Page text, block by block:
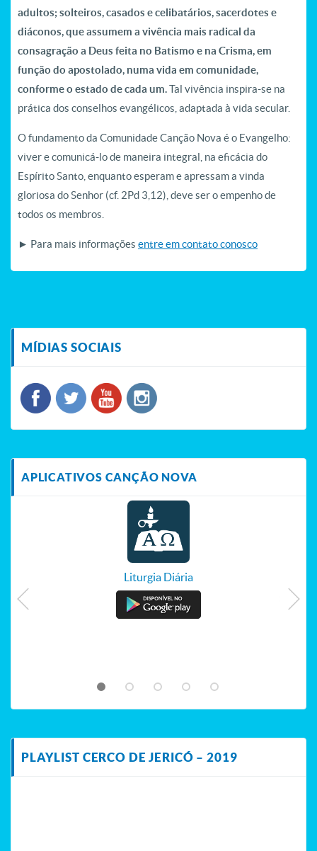
adultos; solteiros, casados e celibatários, sacerdotes e
diáconos, que assumem a vivência mais radical da
consagração a Deus feita no Batismo e na Crisma, em
função do apostolado, numa vida em comunidade,
conforme o estado de cada um.Tal vivência inspira-se na
prática dos conselhos evangélicos, adaptada à vida secular.
O fundamento da Comunidade Canção Nova é o Evangelho:
viver e comunicá-lo de maneira integral, na eficácia do
Espírito Santo, enquanto esperam e apressam a vinda
gloriosa do Senhor (cf. 2Pd 3,12), deve ser o empenho de
todos os membros.
► Para mais informações entre em contato conosco
MÍDIAS SOCIAIS
APLICATIVOS CANÇÃO NOVA
Liturgia Diária
PLAYLIST CERCO DE JERICÓ – 2019